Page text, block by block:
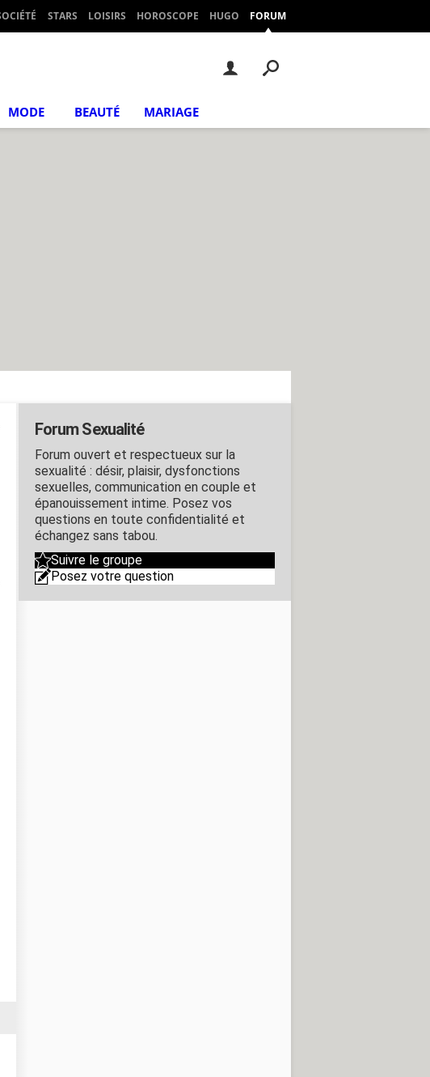
STARS LOISIRS HOROSCOPE HUGO FORUM
MODE BEAUTÉ MARIAGE
Forum Sexualité
Forum ouvert et respectueux sur la
sexualité : désir, plaisir, dysfonctions
sexuelles, communication en couple et
épanouissement intime. Posez vos
questions en toute confidentialité et
échangez sans tabou.
Suivre le groupe
Posez votre question